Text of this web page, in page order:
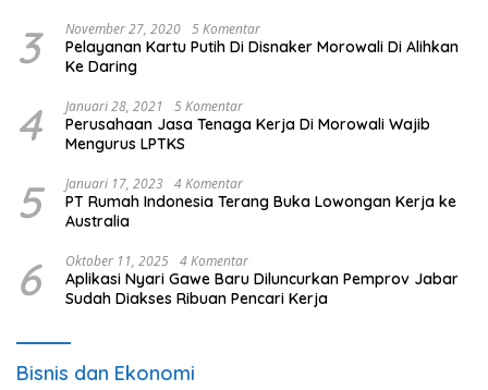
3 November 27, 2020 5 Komentar
Pelayanan Kartu Putih Di Disnaker Morowali Di Alihkan
Ke Daring
4 Januari 28, 2021 5 Komentar
Perusahaan Jasa Tenaga Kerja Di Morowali Wajib
Mengurus LPTKS
5 Januari 17, 2023 4 Komentar
PT Rumah Indonesia Terang Buka Lowongan Kerja ke
Australia
6 Oktober 11, 2025 4 Komentar
Aplikasi Nyari Gawe Baru Diluncurkan Pemprov Jabar
Sudah Diakses Ribuan Pencari Kerja
Bisnis dan Ekonomi